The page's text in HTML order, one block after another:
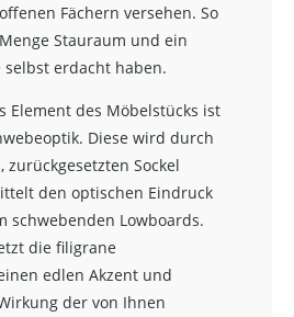
Fächern versehen. So
Stauraum und ein
selbst erdacht haben.
Element des Möbelstücks ist
Diese wird durch
Sockel
den optischen Eindruck
schwebenden Lowboards.
die filigrane
edlen Akzent und
der von Ihnen